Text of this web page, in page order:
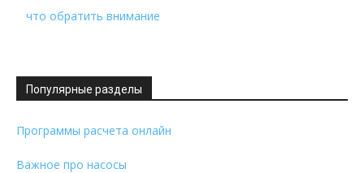
что обратить внимание
Популярные разделы
Программы расчета онлайн
Важное про насосы